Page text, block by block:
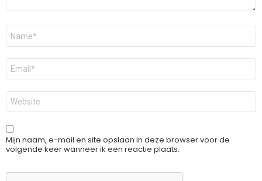
Naam
E-
mail
*
Site
Mijn naam, e-mail en site opslaan in deze browser voor de
volgende keer wanneer ik een reactie plaats.